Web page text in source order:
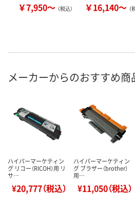
￥7,950～ （税込） ￥16,140～ （
メーカーからのおすすめ商
ハイパーマーケティン
グ リコー（RICOH）用 リ
サ…
¥20,777（税込）
ハイパーマーケティン
グ ブラザー（brother）
用…
¥11,050（税込）